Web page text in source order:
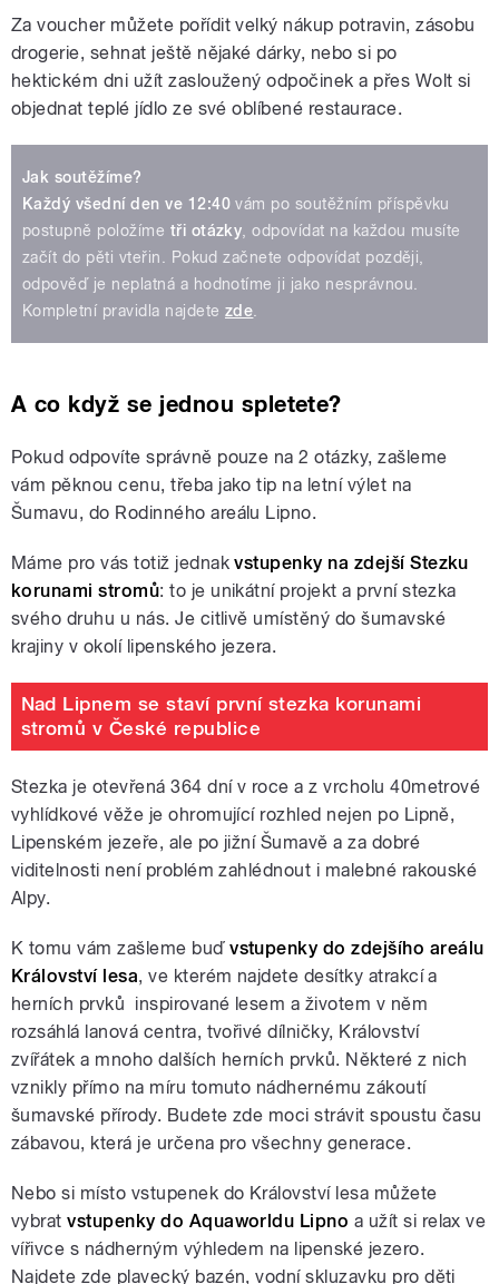
Za voucher můžete pořídit velký nákup potravin, zásobu
drogerie, sehnat ještě nějaké dárky, nebo si po
hektickém dni užít zasloužený odpočinek a přes Wolt si
objednat teplé jídlo ze své oblíbené restaurace.
Jak soutěžíme?
Každý všední den ve 12:40 vám po soutěžním příspěvku
postupně položíme tři otázky , odpovídat na každou musíte
začít do pěti vteřin. Pokud začnete odpovídat později,
odpověď je neplatná a hodnotíme ji jako nesprávnou.
Kompletní pravidla najdete zde
A co když se jednou spletete?
Pokud odpovíte správně pouze na 2 otázky, zašleme
vám pěknou cenu, třeba jako tip na letní výlet na
Šumavu, do Rodinného areálu Lipno.
Máme pro vás totiž jednakvstupenky na zdejší Stezku
korunami stromů: to je unikátní projekt a první stezka
svého druhu u nás. Je citlivě umístěný do šumavské
krajiny v okolí lipenského jezera.
Nad Lipnem se staví první stezka korunami
stromů v České republice
Stezka je otevřená 364 dní v roce a z vrcholu 40metrové
vyhlídkové věže je ohromující rozhled nejen po Lipně,
Lipenském jezeře, ale po jižní Šumavě a za dobré
viditelnosti není problém zahlédnout i malebné rakouské
Alpy.
K tomu vám zašleme buďvstupenky do zdejšího areálu
Království lesa, ve kterém najdete desítky atrakcí a
herních prvků inspirované lesem a životem v něm
rozsáhlá lanová centra, tvořivé dílničky, Království
zvířátek a mnoho dalších herních prvků. Některé z nich
vznikly přímo na míru tomuto nádhernému zákoutí
šumavské přírody. Budete zde moci strávit spoustu času
zábavou, která je určena pro všechny generace.
Nebo si místo vstupenek do Království lesa můžete
vybratvstupenky do Aquaworldu Lipno a užít si relax ve
vířivce s nádherným výhledem na lipenské jezero.
Najdete zde plavecký bazén, vodní skluzavku pro děti